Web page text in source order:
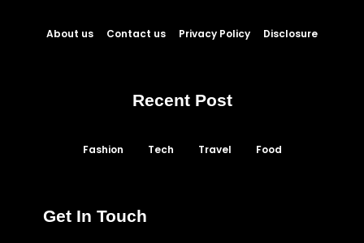
About us Contact us Privacy Policy Disclosure
Recent Post
Fashion Tech Travel Food
Get In Touch